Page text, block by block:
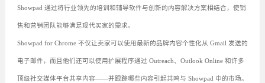
Showpad 通过将行业领先的培训和辅导软件与创新的内容解决方案相结合，使销
售和营销团队能够满足现代买家的需求。
Showpad for Chrome 不仅让卖家可以使用最新的品牌内容个性化从 Gmail 发送的
电子邮件，而且他们还可以使用扩展程序通过 Outreach、Outlook Online 和许多
顶级社交媒体平台共享内容——并跟踪哪些内容引起共鸣与 Showpad 中的市场。